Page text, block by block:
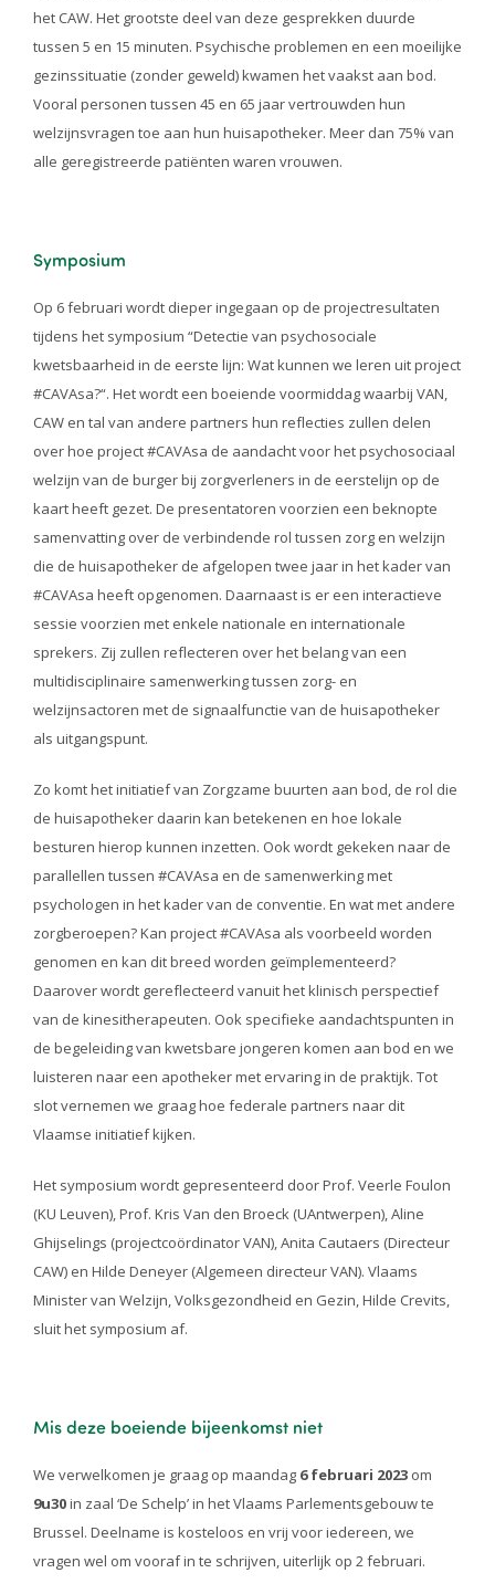
het CAW. Het grootste deel van deze gesprekken duurde
tussen 5 en 15 minuten. Psychische problemen en een moeilijke
gezinssituatie (zonder geweld) kwamen het vaakst aan bod.
Vooral personen tussen 45 en 65 jaar vertrouwden hun
welzijnsvragen toe aan hun huisapotheker. Meer dan 75% van
alle geregistreerde patiënten waren vrouwen.
Symposium
Op 6 februari wordt dieper ingegaan op de projectresultaten
tijdens het symposium “Detectie van psychosociale
kwetsbaarheid in de eerste lijn: Wat kunnen we leren uit project
#CAVAsa?“. Het wordt een boeiende voormiddag waarbij VAN,
CAW en tal van andere partners hun reflecties zullen delen
over hoe project #CAVAsa de aandacht voor het psychosociaal
welzijn van de burger bij zorgverleners in de eerstelijn op de
kaart heeft gezet. De presentatoren voorzien een beknopte
samenvatting over de verbindende rol tussen zorg en welzijn
die de huisapotheker de afgelopen twee jaar in het kader van
#CAVAsa heeft opgenomen. Daarnaast is er een interactieve
sessie voorzien met enkele nationale en internationale
sprekers. Zij zullen reflecteren over het belang van een
multidisciplinaire samenwerking tussen zorg- en
welzijnsactoren met de signaalfunctie van de huisapotheker
als uitgangspunt.
Zo komt het initiatief van Zorgzame buurten aan bod, de rol die
de huisapotheker daarin kan betekenen en hoe lokale
besturen hierop kunnen inzetten. Ook wordt gekeken naar de
parallellen tussen #CAVAsa en de samenwerking met
psychologen in het kader van de conventie. En wat met andere
zorgberoepen? Kan project #CAVAsa als voorbeeld worden
genomen en kan dit breed worden geïmplementeerd?
Daarover wordt gereflecteerd vanuit het klinisch perspectief
van de kinesitherapeuten. Ook specifieke aandachtspunten in
de begeleiding van kwetsbare jongeren komen aan bod en we
luisteren naar een apotheker met ervaring in de praktijk. Tot
slot vernemen we graag hoe federale partners naar dit
Vlaamse initiatief kijken.
Het symposium wordt gepresenteerd door Prof. Veerle Foulon
(KU Leuven), Prof. Kris Van den Broeck (UAntwerpen), Aline
Ghijselings (projectcoördinator VAN), Anita Cautaers (Directeur
CAW) en Hilde Deneyer (Algemeen directeur VAN). Vlaams
Minister van Welzijn, Volksgezondheid en Gezin, Hilde Crevits,
sluit het symposium af.
Mis deze boeiende bijeenkomst niet
We verwelkomen je graag op maandag 6 februari 2023 om
9u30in zaal ‘De Schelp’ in het Vlaams Parlementsgebouw te
Brussel. Deelname is kosteloos en vrij voor iedereen, we
vragen wel om vooraf in te schrijven, uiterlijk op 2 februari.